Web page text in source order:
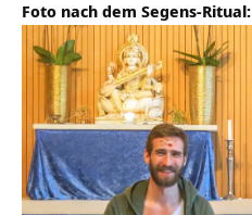
Foto nach dem Segens-Ritual: